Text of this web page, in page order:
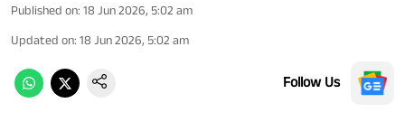
Published on: 18 Jun 2026, 5:02 am
Updated on: 18 Jun 2026, 5:02 am
Follow Us